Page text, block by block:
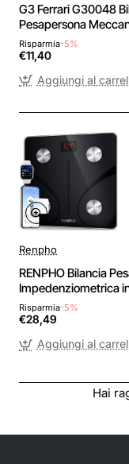
G3 Ferrari G30048
Pesapersona
Pedana antiscivolo,
Risparmia-5%
€11,40
Aggiungi al
Renpho
RENPHO Bilancia
Impedenziometrica
Bluetooth Bilancia
Nero
Risparmia-5%
€28,49
Aggiungi al
Hai